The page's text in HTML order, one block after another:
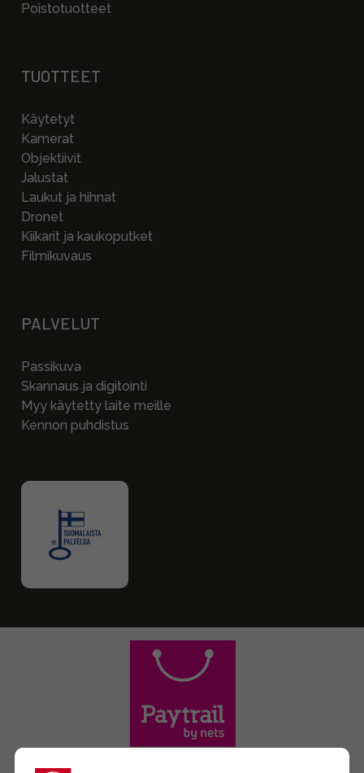
Poistotuotteet
TUOTTEET
Käytetyt
Kamerat
Objektiivit
Jalustat
Laukut ja hihnat
Dronet
Kiikarit ja kaukoputket
Filmikuvaus
PALVELUT
Passikuva
Skannaus ja digitointi
Myy käytetty laite meille
Kennon puhdistus